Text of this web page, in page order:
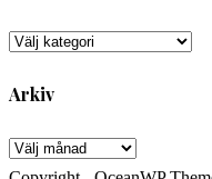
Kategorier
Arkiv
Arkiv